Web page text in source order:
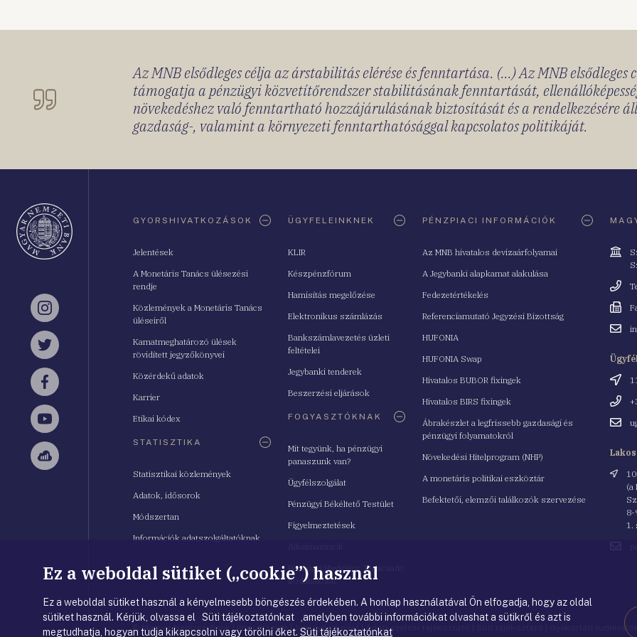
Az MNB elsődleges célja az árstabilitás elérése és fenntartása. (...) Az MNB elsődleges
támogatja a pénzügyi közvetítőrendszer stabilitásának fenntartását,
növekedéshez való fenntartható hozzájárulásának biztosítását és a rendelkezésére
gazdaság-, valamint a környezeti fenntarthatósággal kapcsolatos politikáját.
Instagram
Twitter
Facebook
YouTube
Sellsy
GYORSHIVATKOZÁSOK
Jelentések
A Monetáris Tanács ülésezési
rendje
Közlemények a Monetáris Tanács
üléseiről
Kamatmeghatározó ülések
rövidített jegyzőkönyvei
Közérdekű adatok
Karrier
Etikai kódex
STATISZTIKA
Statisztikai közlemények
Adatok, idősorok
Módszertan
Információk adatszolgáltatóknak
ÜGYFELEINKNEK
KLIR
Készpénzfórum
Hamisítás megelőzése
Elektronikus számlázás
Bankszámlavezetés üzleti
feltételei
Jegybanki tenderek
Beszerzési eljárások
FOGYASZTÓKNAK
Mit tegyünk, ha pénzügyi
panaszunk van?
Ügyfélszolgálat
Pénzügyi Békéltető Testület
Figyelmeztetések
Pénzügyi Navigátor Tanácsadó
Irodahálózat
PÉNZPIACI INFORMÁCIÓK
Az MNB hivatalos devizaárfolyamai
A Jegybanki alapkamat alakulása
Fedezetértékelés
Referenciamutató Jegyzési Bizottság
HUFONIA
HUFONIA Swap
Hivatalos BUBOR fixingek
Hivatalos BIRS fixingek
Ábrakészlet a legfrissebb gazdasági és
pénzügyi folyamatokról
Növekedési Hitelprogram (NHP)
A monetáris politikai eszköztár
Befektetői, elemzői találkozók szervezése
Cím
Fax
Email
Cím
Email
Cím
(a
8-
1.
© Magyar Nemzeti Bank |Impresszum |Jogi nyilatkozat|Adatkezelési tájékoztató Gyakorlati
Ez a weboldal sütiket („cookie”) használ
Ez a weboldal sütiket használ a kényelmesebb böngészés érdekében. A honlap használatával Ön elfogadja, hogy az oldal
sütiket használ. Kérjük, olvassa el Süti tájékoztatónkat ,amelyben további információkat olvashat a sütikről és azt is
megtudhatja, hogyan tudja kikapcsolni vagy törölni őket. Süti tájékoztatónkat